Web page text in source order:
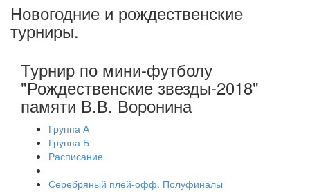
Новогодние и рождественские
турниры.
Турнир по мини-футболу
"Рождественские звезды-2018"
памяти В.В. Воронина
Группа А
Группа Б
Расписание
Серебряный плей-офф. Полуфиналы